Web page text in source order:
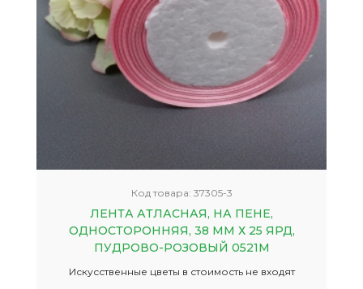
Код товара: 37305-3
ЛЕНТА АТЛАСНАЯ, НА ПЕНЕ,
ОДНОСТОРОННЯЯ, 38 ММ Х 25 ЯРД,
ПУДРОВО-РОЗОВЫЙ 0521М
Искусственные цветы в стоимость не входят